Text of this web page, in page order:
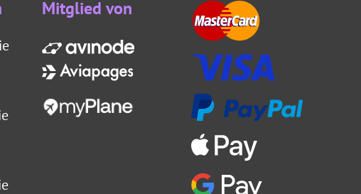
Mitglied von